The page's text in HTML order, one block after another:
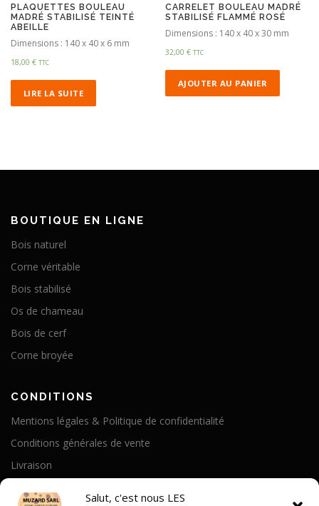
Salut, c'est nous LES
PLAQUETTES BOULEAU
MADRÉ STABILISÉ TEINTÉ
ABEILLE
Dimensions : 140 x 40 x 6 mm
18,00 € TTC
LIRE LA SUITE
CARRELET BOULEAU MADRÉ
STABILISÉ FLAMMÉ ROSÉ
Dimensions : 140 x 40 x 30 mm
32,00€ TTC
AJOUTER AU PANIER
BOUTIQUE EN LIGNE
Bois naturel
Corne véritable
Bois stabilisé
Os de chameau
Bois de cerf
Corne broyée
CONDITIONS
Mentions légales & Politique de confidentialité
Conditions générales de vente
Livraison